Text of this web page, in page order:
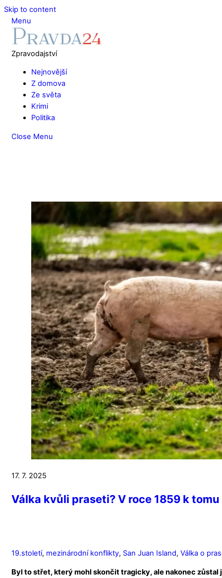
Skip to content
Menu
Zpravodajství
Nejnovější
Z domova
Ze světa
Krimi
Politika
Close Menu
17. 7. 2025
Válka kvůli praseti? V roce 1859 k
19.století, mezinárodní konflikty, San Juan Island, Válka o
Byl to střet, který mohl skončit tragicky, ale nakonec